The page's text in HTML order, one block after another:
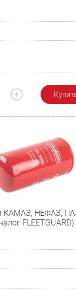
КАМАЗ, НЕФАЗ,
FLEETGUARD)